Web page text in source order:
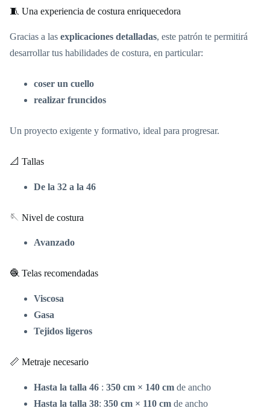
🧵 Una experiencia de costura enriquecedora
Gracias a las explicaciones detalladas, este patrón te permitirá
desarrollar tus habilidades de costura, en particular:
coser un cuello
realizar fruncidos
Un proyecto exigente y formativo, ideal para progresar.
📐 Tallas
De la 32 a la 46
🪡 Nivel de costura
Avanzado
🧶 Telas recomendadas
Viscosa
Gasa
Tejidos ligeros
📏 Metraje necesario
Hasta la talla 46 : 350 cm × 140 cm de ancho
Hasta la talla 38: 350 cm × 110 cm de ancho